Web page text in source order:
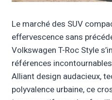
Le marché des SUV
effervescence sans
Volkswagen T-Roc Style
références
Alliant design audacieux,
polyvalence urbaine, ce